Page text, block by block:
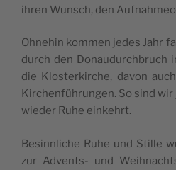
ihren Wunsch, den
Ohne­hin kom­men jedes Jahr
durch den Donau­durch­bruch
die Klos­ter­kirche, davon
Kir­chenfüh­run­gen. So sind
wie­der Ruhe einkehrt.
Besinn­liche Ruhe und Stille
zur Advents- und